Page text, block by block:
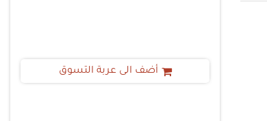
أضف الى عربة التسوق